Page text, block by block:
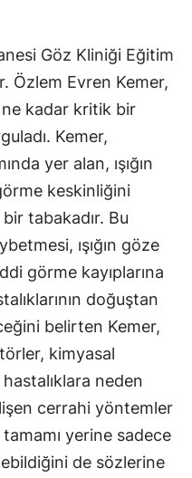
Zonguldak
Aksaray
Bayburt
Karaman
Kırıkkale
Batman
Şırnak
Bartın
Ardahan
Iğdır
Yalova
Göz Kliniği Eğitim
Özlem Evren Kemer,
kadar kritik bir
Kemer,
yer alan, ışığın
keskinliğini
tabakadır. Bu
ışığın göze
görme kayıplarına
doğuştan
belirten Kemer,
kimyasal
neden
cerrahi yöntemler
yerine sadece
de sözlerine